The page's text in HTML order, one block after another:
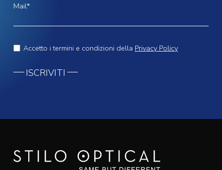
Mail*
Accetto i termini e condizioni della Privacy Policy
ISCRIVITI